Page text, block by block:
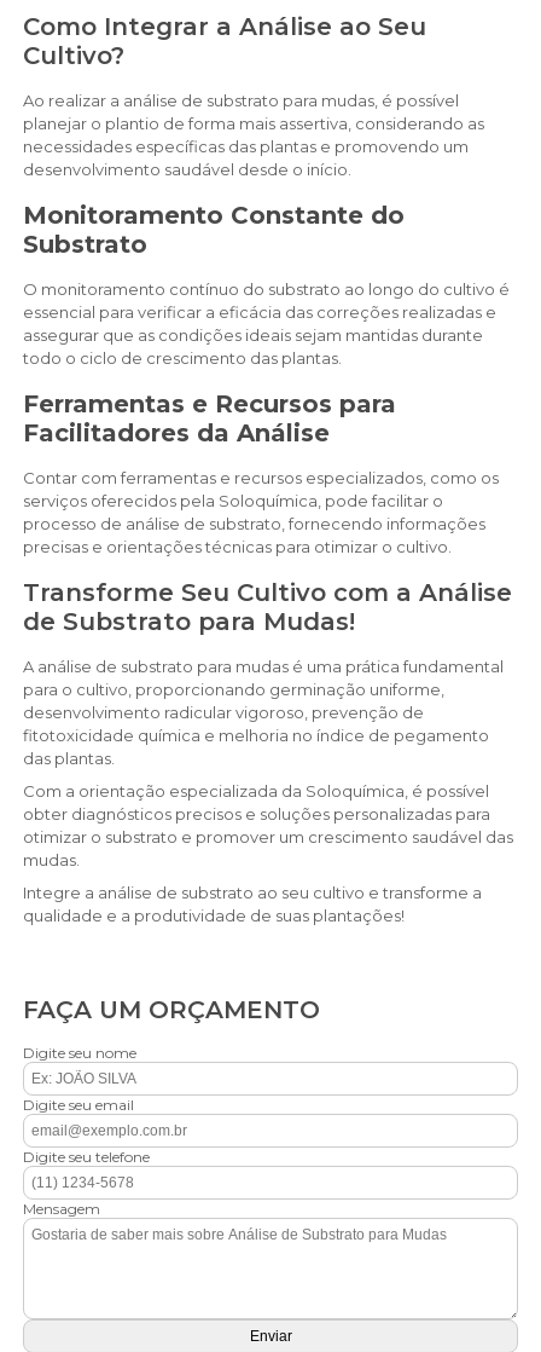
Como Integrar a Análise ao Seu
Cultivo?
Ao realizar a análise de substrato para mudas, é possível
planejar o plantio de forma mais assertiva, considerando as
necessidades específicas das plantas e promovendo um
desenvolvimento saudável desde o início.
Monitoramento Constante do
Substrato
O monitoramento contínuo do substrato ao longo do cultivo é
essencial para verificar a eficácia das correções realizadas e
assegurar que as condições ideais sejam mantidas durante
todo o ciclo de crescimento das plantas.
Ferramentas e Recursos para
Facilitadores da Análise
Contar com ferramentas e recursos especializados, como os
serviços oferecidos pela Soloquímica, pode facilitar o
processo de análise de substrato, fornecendo informações
precisas e orientações técnicas para otimizar o cultivo.
Transforme Seu Cultivo com a Análise
de Substrato para Mudas!
A análise de substrato para mudas é uma prática fundamental
para o cultivo, proporcionando germinação uniforme,
desenvolvimento radicular vigoroso, prevenção de
fitotoxicidade química e melhoria no índice de pegamento
das plantas.
Com a orientação especializada da Soloquímica, é possível
obter diagnósticos precisos e soluções personalizadas para
otimizar o substrato e promover um crescimento saudável das
mudas.
Integre a análise de substrato ao seu cultivo e transforme a
qualidade e a produtividade de suas plantações!
FAÇA UM ORÇAMENTO
Digite seu nome
Digite seu email
Digite seu telefone
Mensagem